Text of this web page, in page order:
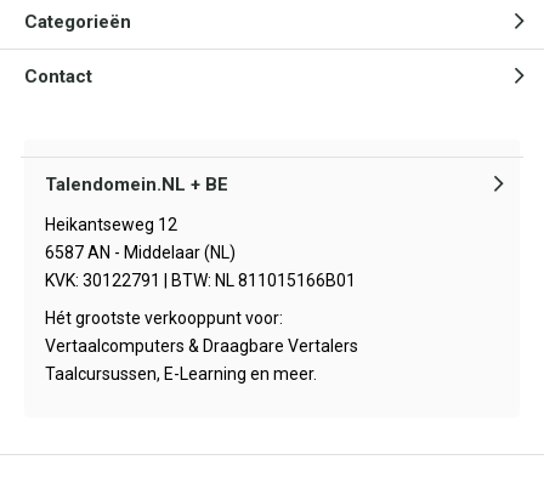
Categorieën
Contact
Talendomein.NL + BE
Heikantseweg 12
6587 AN - Middelaar (NL)
KVK: 30122791 | BTW: NL 811015166B01
Hét grootste verkooppunt voor:
Vertaalcomputers & Draagbare Vertalers
Taalcursussen, E-Learning en meer.